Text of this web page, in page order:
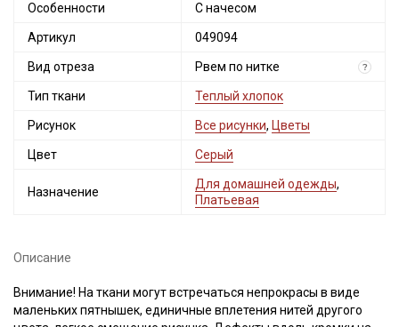
Особенности С начесом
Артикул 049094
Вид отреза Рвем по нитке ?
Тип ткани Теплый хлопок
Рисунок Все рисунки, Цветы
Цвет Серый
Назначение
Для домашней одежды,
Платьевая
Описание
Внимание! На ткани могут встречаться непрокрасы в виде
маленьких пятнышек, единичные вплетения нитей другого